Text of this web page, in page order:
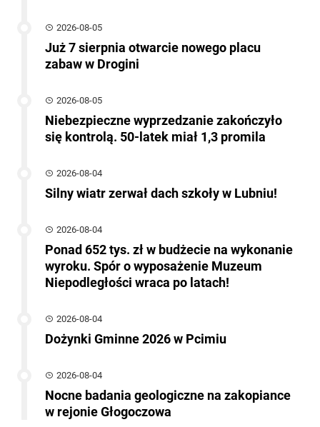
2026-08-05
Już 7 sierpnia otwarcie nowego placu
zabaw w Drogini
2026-08-05
Niebezpieczne wyprzedzanie zakończyło
się kontrolą. 50-latek miał 1,3 promila
2026-08-04
Silny wiatr zerwał dach szkoły w Lubniu!
2026-08-04
Ponad 652 tys. zł w budżecie na wykonanie
wyroku. Spór o wyposażenie Muzeum
Niepodległości wraca po latach!
2026-08-04
Dożynki Gminne 2026 w Pcimiu
2026-08-04
Nocne badania geologiczne na zakopiance
w rejonie Głogoczowa